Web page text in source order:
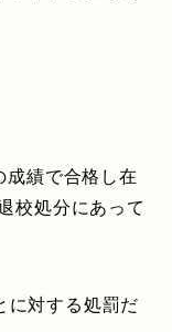
成績で合格し在
校処分にあって
に対する処罰だ